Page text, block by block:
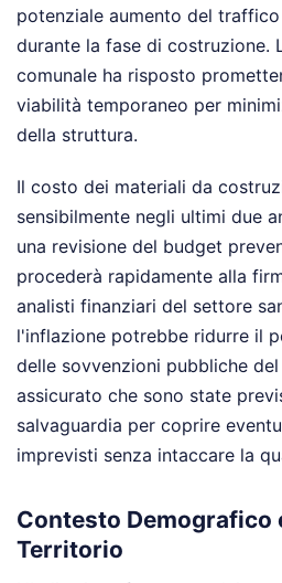
potenziale aumento del
durante la fase di costruzione.
comunale ha risposto
viabilità temporaneo per
della struttura.
Il costo dei materiali da
sensibilmente negli ultimi due
una revisione del budget
procederà rapidamente alla
analisti finanziari del settore
l'inflazione potrebbe ridurre il
delle sovvenzioni pubbliche del
assicurato che sono state
salvaguardia per coprire
imprevisti senza intaccare la
Contesto Demografico
Territorio